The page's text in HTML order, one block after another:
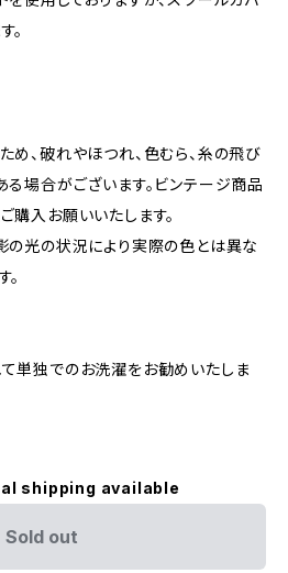
。
め、破れやほつれ、色むら、糸の飛び
る場合がございます。ビンテージ商品
購入お願いいたします。
の光の状況により実際の色とは異な
単独でのお洗濯をお勧めいたしま
shipping available
Sold out